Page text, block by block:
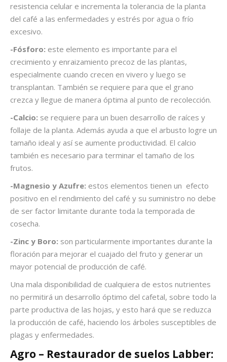
resistencia celular e incrementa la tolerancia de la planta
del café a las enfermedades y estrés por agua o frío
excesivo.
-Fósforo: este elemento es importante para el
crecimiento y enraizamiento precoz de las plantas,
especialmente cuando crecen en vivero y luego se
transplantan. También se requiere para que el grano
crezca y llegue de manera óptima al punto de recolección.
-Calcio: se requiere para un buen desarrollo de raíces y
follaje de la planta. Además ayuda a que el arbusto logre un
tamaño ideal y así se aumente productividad. El calcio
también es necesario para terminar el tamaño de los
frutos.
-Magnesio y Azufre: estos elementos tienen un efecto
positivo en el rendimiento del café y su suministro no debe
de ser factor limitante durante toda la temporada de
cosecha.
-Zinc y Boro: son particularmente importantes durante la
floración para mejorar el cuajado del fruto y generar un
mayor potencial de producción de café.
Una mala disponibilidad de cualquiera de estos nutrientes
no permitirá un desarrollo óptimo del cafetal, sobre todo la
parte productiva de las hojas, y esto hará que se reduzca
la producción de café, haciendo los árboles susceptibles de
plagas y enfermedades.
Agro – Restaurador de suelos Labber: